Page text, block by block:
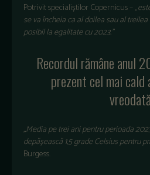
Potrivitspecialiștilor Copernicus – „
sevaîncheiaca aldoileasaualtreilea
posibillaegalitatecu 2023.”
Recordul rămâne anul
prezent cel mai
„Media pe trei ani pentru perioada
depășească 1,5 grade Celsius pentru
Burgess.